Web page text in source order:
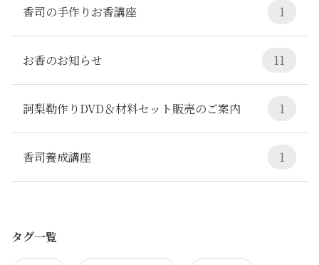
香司の手作りお香講座 1
お香のお知らせ 11
訶梨勒作りDVD＆材料セット販売のご案内 1
香司養成講座 1
タグ一覧